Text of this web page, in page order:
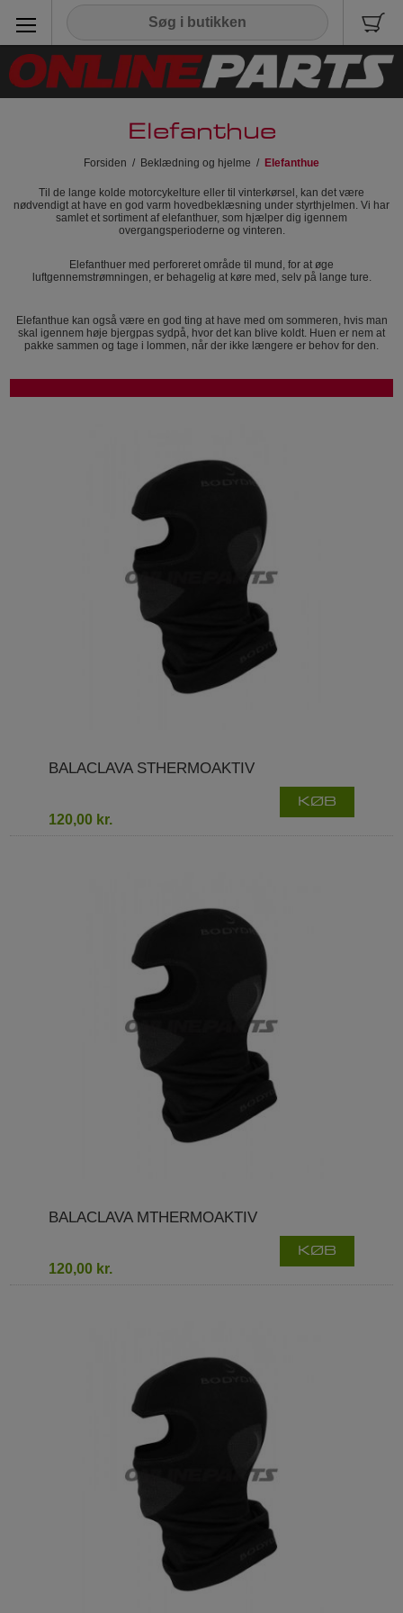
Elefanthue
Forsiden / Beklædning og hjelme / Elefanthue
Til de lange kolde motorcykelture eller til vinterkørsel, kan det være
nødvendigt at have en god varm hovedbeklæsning under styrthjelmen. Vi har
samlet et sortiment af elefanthuer, som hjælper dig igennem
overgangsperioderne og vinteren.
Elefanthuer med perforeret område til mund, for at øge
luftgennemstrømningen, er behagelig at køre med, selv på lange ture.
Elefanthue kan også være en god ting at have med om sommeren, hvis man
skal igennem høje bjergpas sydpå, hvor det kan blive koldt. Huen er nem at
pakke sammen og tage i lommen, når der ikke længere er behov for den.
BALACLAVA STHERMOAKTIV
120,00 kr.
KØB
BALACLAVA MTHERMOAKTIV
120,00 kr.
KØB